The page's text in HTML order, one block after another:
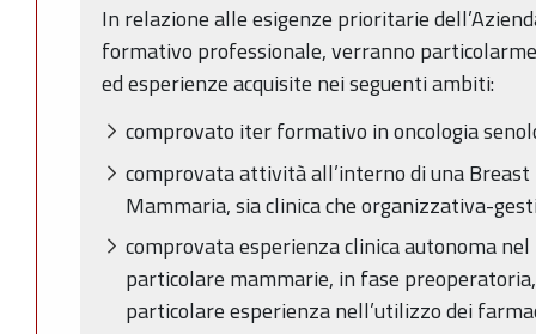
In relazione alle esigenze prioritarie
formativo professionale, verranno
ed esperienze acquisite nei seguenti ambiti:
comprovato iter formativo in oncologia
comprovata attività all’interno di una
Mammaria, sia clinica che organizzativa-
comprovata esperienza clinica autonoma
particolare mammarie, in fase
particolare esperienza nell’utilizzo dei